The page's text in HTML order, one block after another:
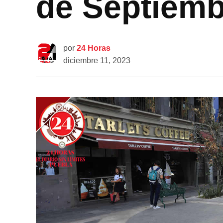
por 24 Horas
diciembre 11, 2023